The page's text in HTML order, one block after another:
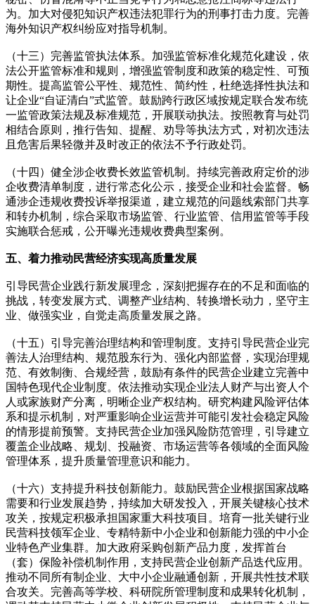
为。加大对侵犯知识产权违法犯罪行为的刑事打击力度。完善
海外知识产权纠纷应对指导机制。
（十三）完善监管执法体系。加强监管标准化规范化建设，依
法公开监管标准和规则，增强监管制度和政策的稳定性、可预
期性。提高监管公平性、规范性、简约性，杜绝选择性执法和
让企业“自证清白”式监管。鼓励跨行政区域按规定联合发布统
一监管政策法规及标准规范，开展联动执法。按照教育与处罚
相结合原则，推行告知、提醒、劝导等执法方式，对初次违法
且危害后果轻微并及时改正的依法不予行政处罚。
（十四）健全涉企收费长效监管机制。持续完善政府定价的涉
企收费清单制度，进行常态化公示，接受企业和社会监督。畅
通涉企违规收费投诉举报渠道，建立规范的问题线索部门共享
和转办机制，综合采取市场监管、行业监管、信用监管等手段
实施联合惩戒，公开曝光违规收费典型案例。
五、着力推动民营经济实现高质量发展
引导民营企业践行新发展理念，深刻把握存在的不足和面临的
挑战，转变发展方式、调整产业结构、转换增长动力，坚守主
业、做强实业，自觉走高质量发展之路。
（十五）引导完善治理结构和管理制度。支持引导民营企业完
善法人治理结构、规范股东行为、强化内部监督，实现治理规
范、有效制衡、合规经营，鼓励有条件的民营企业建立完善中
国特色现代企业制度。依法推动实现企业法人财产与出资人个
人或家族财产分离，明晰企业产权结构。研究构建风险评估体
系和提示机制，对严重影响企业运营并可能引发社会稳定风险
的情形提前预警。支持民营企业加强风险防范管理，引导建立
覆盖企业战略、规划、投融资、市场运营等各领域的全面风险
管理体系，提升质量管理意识和能力。
（十六）支持提升科技创新能力。鼓励民营企业根据国家战略
需要和行业发展趋势，持续加大研发投入，开展关键核心技术
攻关，按规定积极承担国家重大科技项目。培育一批关键行业
民营科技领军企业、专精特新中小企业和创新能力强的中小企
业特色产业集群。加大政府采购创新产品力度，发挥首台
（套）保险补偿机制作用，支持民营企业创新产品迭代应用。
推动不同所有制企业、大中小企业融通创新，开展共性技术联
合攻关。完善高等学校、科研院所管理制度和成果转化机制，